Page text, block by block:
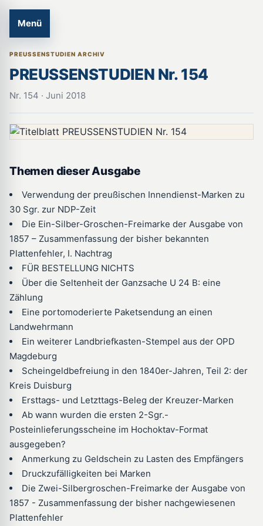
Menü
PREUSSENSTUDIEN ARCHIV
PREUSSENSTUDIEN Nr. 154
Nr. 154 · Juni 2018
Themen dieser Ausgabe
Verwendung der preußischen Innendienst-Marken zu
30 Sgr. zur NDP-Zeit
Die Ein-Silber-Groschen-Freimarke der Ausgabe von
1857 – Zusammenfassung der bisher bekannten
Plattenfehler, I. Nachtrag
FÜR BESTELLUNG NICHTS
Über die Seltenheit der Ganzsache U 24 B: eine
Zählung
Eine portomoderierte Paketsendung an einen
Landwehrmann
Ein weiterer Landbriefkasten-Stempel aus der OPD
Magdeburg
Scheingeldbefreiung in den 1840er-Jahren, Teil 2: der
Kreis Duisburg
Ersttags- und Letzttags-Beleg der Kreuzer-Marken
Ab wann wurden die ersten 2-Sgr.-
Posteinlieferungsscheine im Hochoktav-Format
ausgegeben?
Anmerkung zu Geldschein zu Lasten des Empfängers
Druckzufälligkeiten bei Marken
Die Zwei-Silbergroschen-Freimarke der Ausgabe von
1857 - Zusammenfassung der bisher nachgewiesenen
Plattenfehler